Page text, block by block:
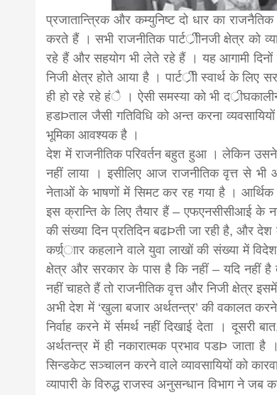
प्रजातान्त्रिक और कम्युनिष्ट दो धार का
करते हैं । सभी राजनीतिक पार्टर्ीीनजी क्षेत्र को
रहे हैं और सहयोग भी लेते रहे हैं । यह आगामी दिनों
निजी क्षेत्र होते आया है । पार्टर्ीी स्वार्थ के लिए
ही हो रहे रहे हंै । ऐसी समस्या को भी
हडÞताल जैसी गतिविधि को अन्त करना
भूमिका आवश्यक है ।
देश में राजनीतिक परिवर्तन बहुत हुआ । लेकिन
नहीं लाया । इसीलिए आज राजनीतिक वृत्त से भी
नेताओं के भाषणों में सिमट कर रह गया है । आर्थिक
इस क्रान्ति के लिए तैयार हैं – एफएनसीसीआई के
की संख्या दिन प्रतिदिन बढÞती जा रही है, और
कर्ण्र्ाार कहलाने वाले युवा लाखों की संख्या में
क्षेत्र और सरकार के पास है कि नहीं – यदि नहीं है
नहीं चाहते हैं तो राजनीतिक वृत्त और निजी क्षेत्र इसमें
अभी देश में ‘खुला बजार अर्थतन्त्र’ की वकालत
निर्वाह करने में र्समर्थ नहीं दिखाई देता । दूसरी
अर्थतन्त्र में ही नकारात्मक प्रभाव पडÞ जाता
सिन्डकेट सञ्चालन करने वाले व्यावसायियों को
व्यापारी के विरुद्ध राजस्व अनुसन्धान विभाग ने